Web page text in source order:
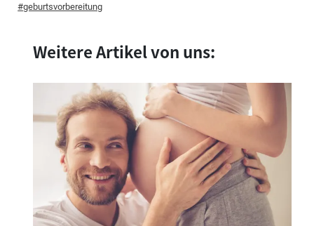
geburtsvorbereitung
Weitere Artikel von uns: